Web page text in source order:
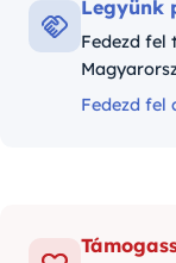
Legyünk
Fedezd fel
Fedezd fel